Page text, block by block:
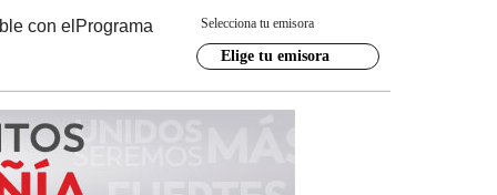
con el Programa Selecciona tu emisora
Elige tu emisora